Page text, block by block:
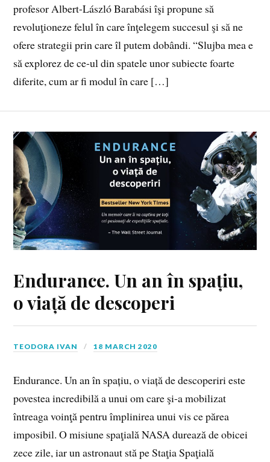
profesor Albert-László Barabási îşi propune să
revoluţioneze felul în care înţelegem succesul şi să ne
ofere strategii prin care îl putem dobândi. “Slujba mea e
să explorez de ce-ul din spatele unor subiecte foarte
diferite, cum ar fi modul în care […]
Endurance. Un an în spațiu,
o viață de descoperi
TEODORA IVAN 18 MARCH 2020
Endurance. Un an în spațiu, o viață de descoperiri este
povestea incredibilă a unui om care şi-a mobilizat
întreaga voinţă pentru împlinirea unui vis ce părea
imposibil. O misiune spaţială NASA durează de obicei
zece zile, iar un astronaut stă pe Staţia Spaţială